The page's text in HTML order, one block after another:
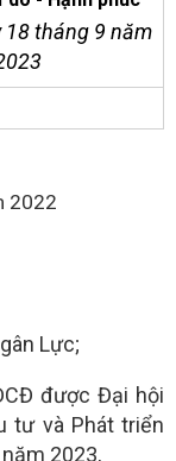
18 tháng 9 năm
2022
Lực;
được Đại hội
tư và Phát triển
2023,